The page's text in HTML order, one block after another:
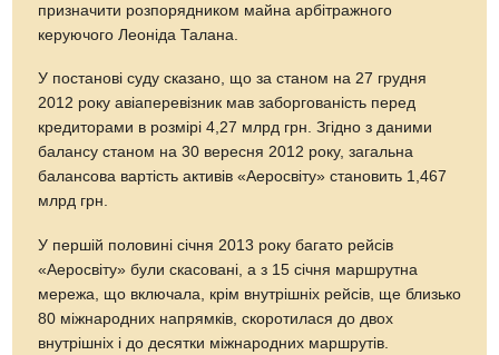
призначити розпорядником майна арбітражного
керуючого Леоніда Талана.
У постанові суду сказано, що за станом на 27 грудня
2012 року авіаперевізник мав заборгованість перед
кредиторами в розмірі 4,27 млрд грн. Згідно з даними
балансу станом на 30 вересня 2012 року, загальна
балансова вартість активів «Аеросвіту» становить 1,467
млрд грн.
У першій половині січня 2013 року багато рейсів
«Аеросвіту» були скасовані, а з 15 січня маршрутна
мережа, що включала, крім внутрішніх рейсів, ще близько
80 міжнародних напрямків, скоротилася до двох
внутрішніх і до десятки міжнародних маршрутів.